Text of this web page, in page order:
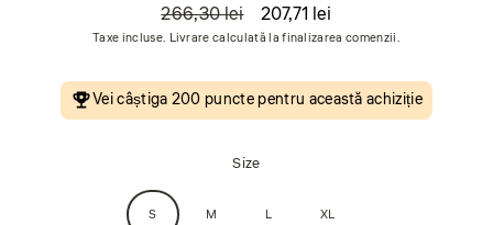
Preț
obișnuit
266,30 leiPreț
de
207,71 lei
Taxe incluse. Livrare calculată la finalizarea comenzii.
Vei câștiga 200 punctepentru această achiziție
Size
S M L XL